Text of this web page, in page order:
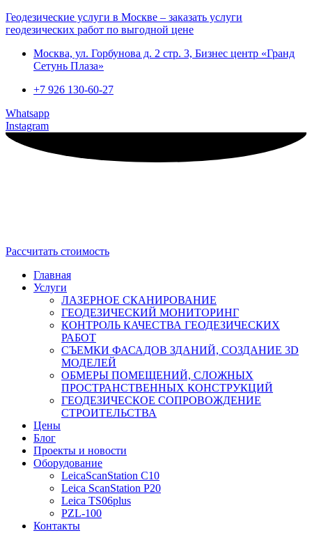
Геодезические услуги в Москве – заказать услуги
геодезических работ по выгодной цене
Москва, ул. Горбунова д. 2 стр. 3, Бизнес центр «Гранд
Сетунь Плаза»
+7 926 130-60-27
Whatsapp
Instagram
Рассчитать стоимость
Главная
Услуги
ЛАЗЕРНОЕ СКАНИРОВАНИЕ
ГЕОДЕЗИЧЕСКИЙ МОНИТОРИНГ
КОНТРОЛЬ КАЧЕСТВА ГЕОДЕЗИЧЕСКИХ
РАБОТ
СЪЕМКИ ФАСАДОВ ЗДАНИЙ, СОЗДАНИЕ 3D
МОДЕЛЕЙ
ОБМЕРЫ ПОМЕЩЕНИЙ, СЛОЖНЫХ
ПРОСТРАНСТВЕННЫХ КОНСТРУКЦИЙ
ГЕОДЕЗИЧЕСКОЕ СОПРОВОЖДЕНИЕ
СТРОИТЕЛЬСТВА
Цены
Блог
Проекты и новости
Оборудование
LeicaScanStation C10
Leica ScanStation P20
Leica TS06plus
PZL-100
Контакты